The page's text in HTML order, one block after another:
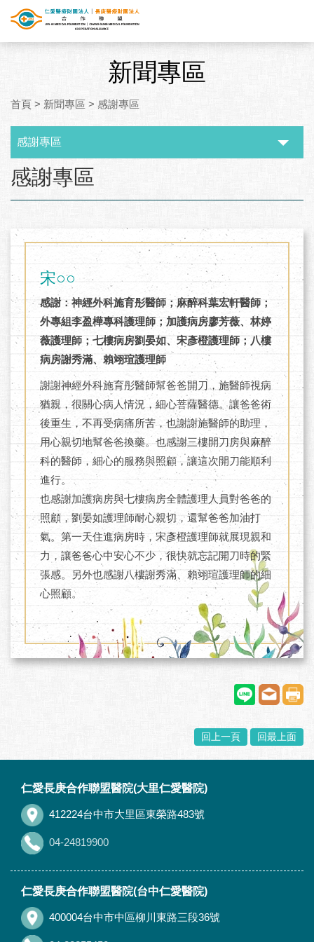
新聞專區
首頁 > 新聞專區 > 感謝專區
感謝專區
感謝專區
宋○○
感謝：神經外科施育彤醫師；麻醉科葉宏軒醫師；
外專組李盈樺專科護理師；加護病房廖芳薇、林婷
薇護理師；七樓病房劉晏如、宋彥橙護理師；八樓
病房謝秀滿、賴翊瑄護理師
謝謝神經外科施育彤醫師幫爸爸開刀，施醫師視病
猶親，很關心病人情況，細心菩薩醫德。讓爸爸術
後重生，不再受病痛所苦，也謝謝施醫師的助理，
用心親切地幫爸爸換藥。也感謝三樓開刀房與麻醉
科的醫師，細心的服務與照顧，讓這次開刀能順利
進行。
也感謝加護病房與七樓病房全體護理人員對爸爸的
照顧，劉晏如護理師耐心親切，還幫爸爸加油打
氣。第一天住進病房時，宋彥橙護理師就展現親和
力，讓爸爸心中安心不少，很快就忘記開刀時的緊
張感。另外也感謝八樓謝秀滿、賴翊瑄護理師的細
心照顧。
回上一頁 回最上面
仁愛長庚合作聯盟醫院(大里仁愛醫院)
412224台中市大里區東榮路483號
04-24819900
仁愛長庚合作聯盟醫院(台中仁愛醫院)
400004台中市中區柳川東路三段36號